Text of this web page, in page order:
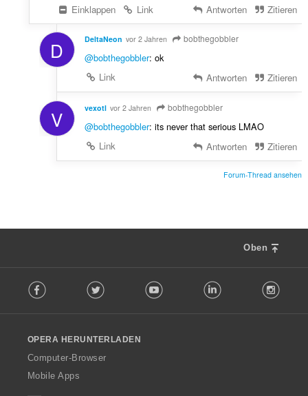
Einklappen
Link Antworten Zitieren
D DeltaNeon vor 2 Jahren bobthegobbler
@bobthegobbler: ok
Link
Antworten Zitieren
V vexotl vor 2 Jahren bobthegobbler
@bobthegobbler: its never that serious LMAO
Link
Antworten Zitieren
Forum-Thread ansehen
Oben
o
w
O
p
Facebook Twitter Youtube LinkedIn
OPERA HERUNTERLADEN
Computer-Browser
Mobile Apps